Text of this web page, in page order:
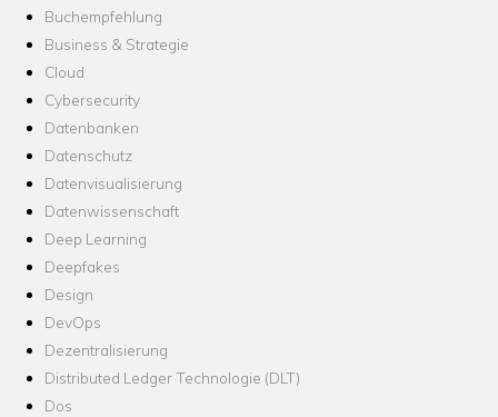
Buchempfehlung
Business & Strategie
Cloud
Cybersecurity
Datenbanken
Datenschutz
Datenvisualisierung
Datenwissenschaft
Deep Learning
Deepfakes
Design
DevOps
Dezentralisierung
Distributed Ledger Technologie (DLT)
Dos